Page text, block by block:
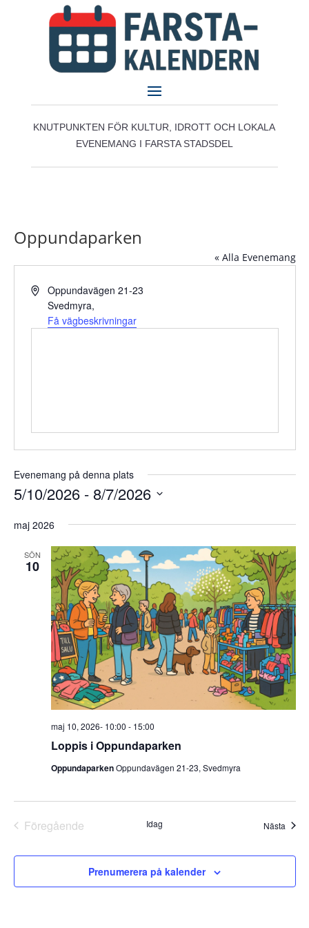
KNUTPUNKTEN FÖR KULTUR, IDROTT OCH LOKALA
EVENEMANG I FARSTA STADSDEL
Oppundaparken
« Alla Evenemang
AdressOppundavägen 21-23
Svedmyra,
Få vägbeskrivningar
Evenemang på denna plats
5/10/2026 - 8/7/2026
datum.
maj 2026
SÖN
10
Loppis i Oppundaparken
maj 10, 2026- 10:00 - 15:00
OppundaparkenOppundavägen 21-23, Svedmyra
Föregående
Idag Nästa
Prenumerera på kalender